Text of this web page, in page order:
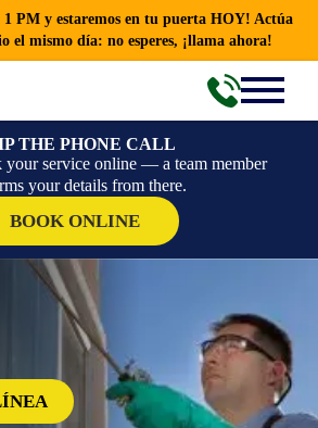
1 PM y estaremos en tu puerta HOY! Actúa
el mismo día: no esperes, ¡llama ahora!
THE PHONE CALL
your service online — a team member
your details from there.
BOOK ONLINE